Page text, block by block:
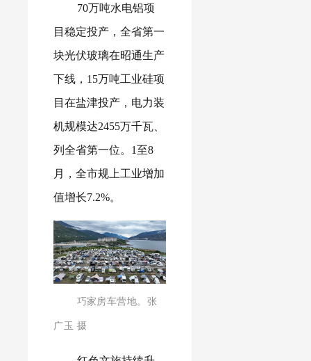
70万吨水电铝项
目稳定投产，全省第一
块光伏玻璃在昭通生产
下线，15万吨工业硅项
目在盐津投产，电力装
机规模达2455万千瓦、
列全省第一位。1至8
月，全市规上工业增加
值增长7.2%。
巧家房车营地。张
广玉 摄